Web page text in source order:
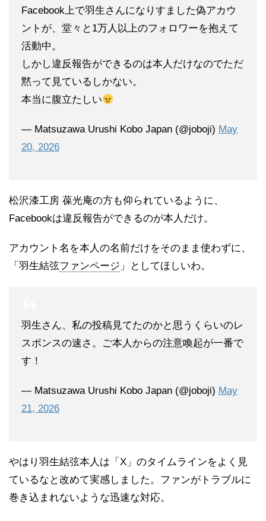
Facebook上で羽生さんになりすました偽アカウ
ントが、堂々と1万人以上のフォロワーを抱えて
活動中。
しかし違反報告ができるのは本人だけなのでただ
黙って見ているしかない。
本当に腹立たしい
— Matsuzawa Urushi Kobo Japan (@joboji) May
20, 2026
松沢漆工房 葆光庵の方も仰られているように、
Facebookは違反報告ができるのが本人だけ。
アカウント名を本人の名前だけをそのまま使わずに、
「羽生結弦ファンページ 」としてほしいわ。
羽生さん、私の投稿見てたのかと思うくらいのレ
スポンスの速さ。ご本人からの注意喚起が一番で
す！
— Matsuzawa Urushi Kobo Japan (@joboji) May
21, 2026
やはり羽生結弦本人は「X」のタイムラインをよく見
ているなと改めて実感しました。ファンがトラブルに
巻き込まれないような迅速な対応。